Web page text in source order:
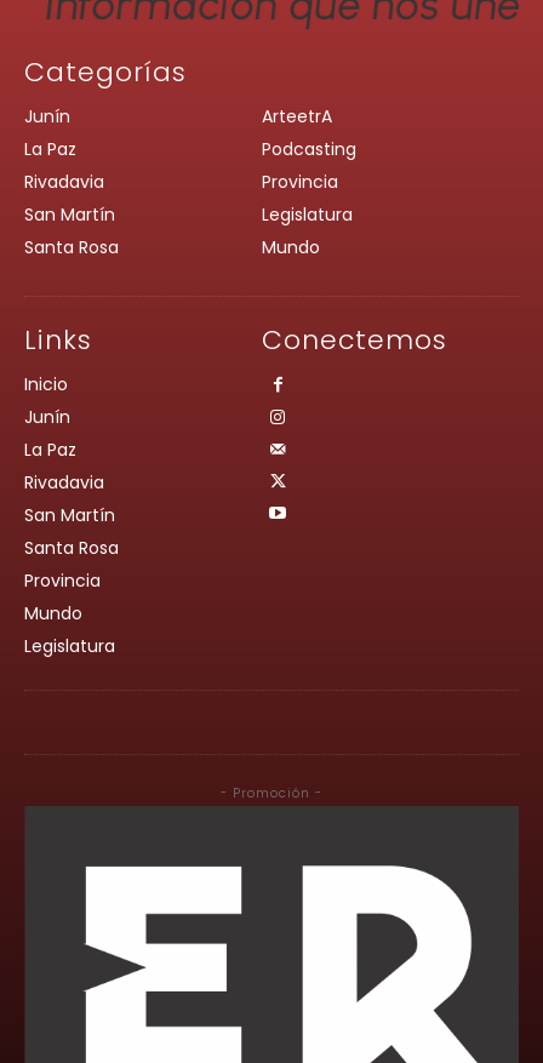
Categorías
Junín
La Paz
Rivadavia
San Martín
Santa Rosa
ArteetrA
Podcasting
Provincia
Legislatura
Mundo
Links
Inicio
Junín
La Paz
Rivadavia
San Martín
Santa Rosa
Provincia
Mundo
Legislatura
Conectemos
- Promoción -